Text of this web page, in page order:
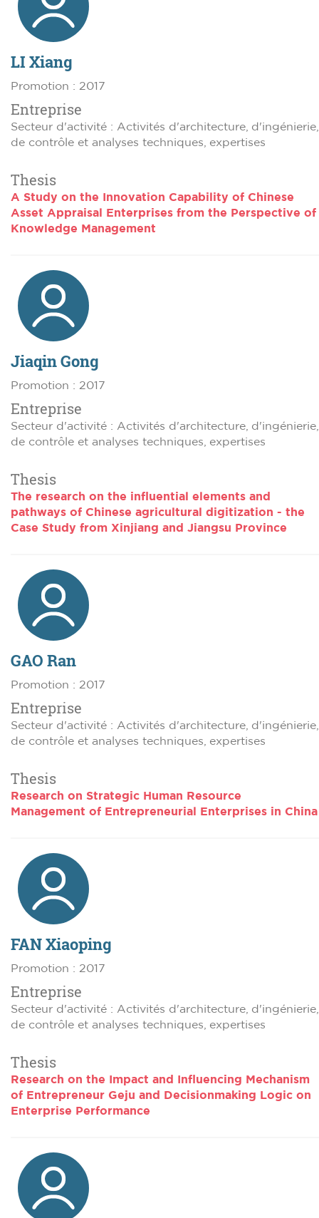
LI Xiang
Promotion : 2017
Entreprise
Secteur d'activité : Activités d'architecture, d'ingénierie,
de contrôle et analyses techniques, expertises
Thesis
A Study on the Innovation Capability of Chinese
Asset Appraisal Enterprises from the Perspective of
Knowledge Management
Jiaqin Gong
Promotion : 2017
Entreprise
Secteur d'activité : Activités d'architecture, d'ingénierie,
de contrôle et analyses techniques, expertises
Thesis
The research on the influential elements and
pathways of Chinese agricultural digitization - the
Case Study from Xinjiang and Jiangsu Province
GAO Ran
Promotion : 2017
Entreprise
Secteur d'activité : Activités d'architecture, d'ingénierie,
de contrôle et analyses techniques, expertises
Thesis
Research on Strategic Human Resource
Management of Entrepreneurial Enterprises in China
FAN Xiaoping
Promotion : 2017
Entreprise
Secteur d'activité : Activités d'architecture, d'ingénierie,
de contrôle et analyses techniques, expertises
Thesis
Research on the Impact and Influencing Mechanism
of Entrepreneur Geju and Decisionmaking Logic on
Enterprise Performance